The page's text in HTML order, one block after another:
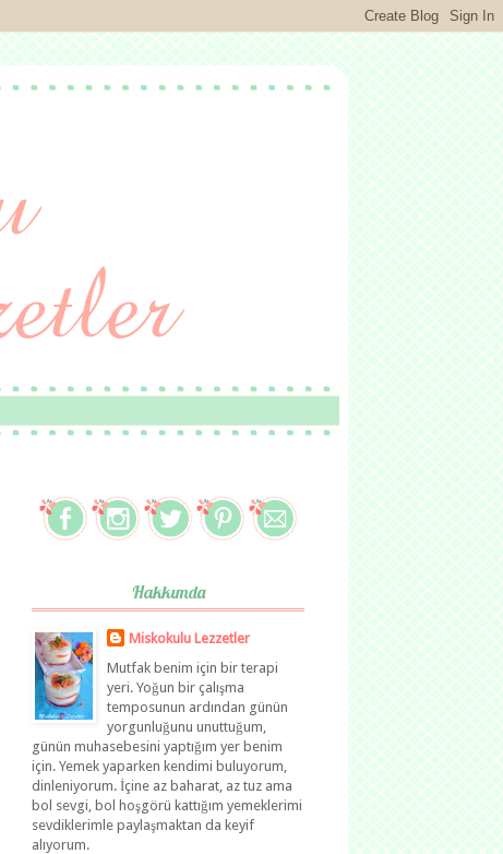
Hakkımda
Miskokulu Lezzetler
Mutfak benim için bir terapi
yeri. Yoğun bir çalışma
temposunun ardından günün
yorgunluğunu unuttuğum,
günün muhasebesini yaptığım yer benim
için. Yemek yaparken kendimi buluyorum,
dinleniyorum. İçine az baharat, az tuz ama
bol sevgi, bol hoşgörü kattığım yemeklerimi
sevdiklerimle paylaşmaktan da keyif
alıyorum.